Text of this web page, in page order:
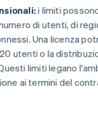
i limiti
di utenti, di
Una licenza
utenti o la
limiti legano
ai termini del